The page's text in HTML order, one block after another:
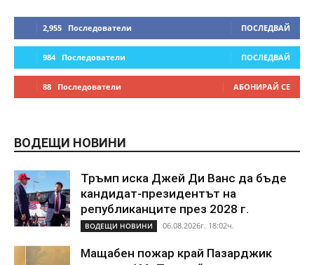
2,955 Последователи ПОСЛЕДВАЙ
984 Последователи ПОСЛЕДВАЙ
88 Последователи АБОНИРАЙ СЕ
ВОДЕЩИ НОВИНИ
Тръмп иска Джей Ди Ванс да бъде
кандидат-президентът на
републиканците през 2028 г.
ВОДЕЩИ НОВИНИ 06.08.2026г. 18:02ч.
Мащабен пожар край Пазарджик